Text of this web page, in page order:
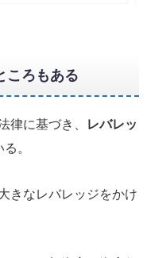
ころもある
律に基づき、
レバレッ
。
きなレバレッジをかけ